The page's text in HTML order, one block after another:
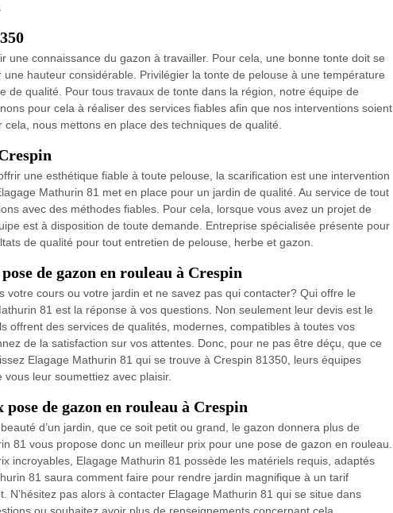
une connaissance du gazon à travailler. Pour cela, une bonne tonte doit se
hauteur considérable. Privilégier la tonte de pelouse à une température
de qualité. Pour tous travaux de tonte dans la région, notre équipe de
pour cela à réaliser des services fiables afin que nos interventions soient
nous mettons en place des techniques de qualité.
une esthétique fiable à toute pelouse, la scarification est une intervention
Mathurin 81 met en place pour un jardin de qualité. Au service de tout
avec des méthodes fiables. Pour cela, lorsque vous avez un projet de
est à disposition de toute demande. Entreprise spécialisée présente pour
de qualité pour tout entretien de pelouse, herbe et gazon.
de gazon en rouleau à Crespin
votre cours ou votre jardin et ne savez pas qui contacter? Qui offre le
81 est la réponse à vos questions. Non seulement leur devis est le
offrent des services de qualités, modernes, compatibles à toutes vos
de la satisfaction sur vos attentes. Donc, pour ne pas être déçu, que ce
Elagage Mathurin 81 qui se trouve à Crespin 81350, leurs équipes
leur soumettiez avec plaisir.
de gazon en rouleau à Crespin
d’un jardin, que ce soit petit ou grand, le gazon donnera plus de
81 vous propose donc un meilleur prix pour une pose de gazon en rouleau.
incroyables, Elagage Mathurin 81 possède les matériels requis, adaptés
81 saura comment faire pour rendre jardin magnifique à un tarif
N’hésitez pas alors à contacter Elagage Mathurin 81 qui se situe dans